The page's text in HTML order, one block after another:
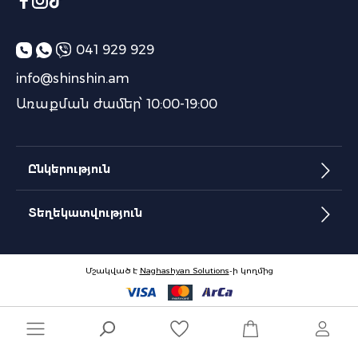
041 929 929
info@shinshin.am
Առաքման ժամեր՝ 10:00-19:00
Ընկերություն
Տեղեկատվություն
Մշակված է Naghashyan Solutions-ի կողմից